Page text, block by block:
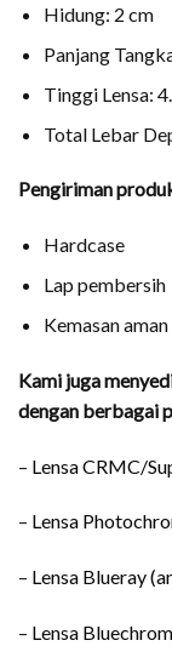
Hidung: 2 cm
Panjang
Tinggi Lensa:
Total Lebar
Pengiriman
Hardcase
Lap pembersih
Kemasan
Kami juga
dengan berbagai
– Lensa CRMC/
– Lensa
– Lensa Blueray
– Lensa